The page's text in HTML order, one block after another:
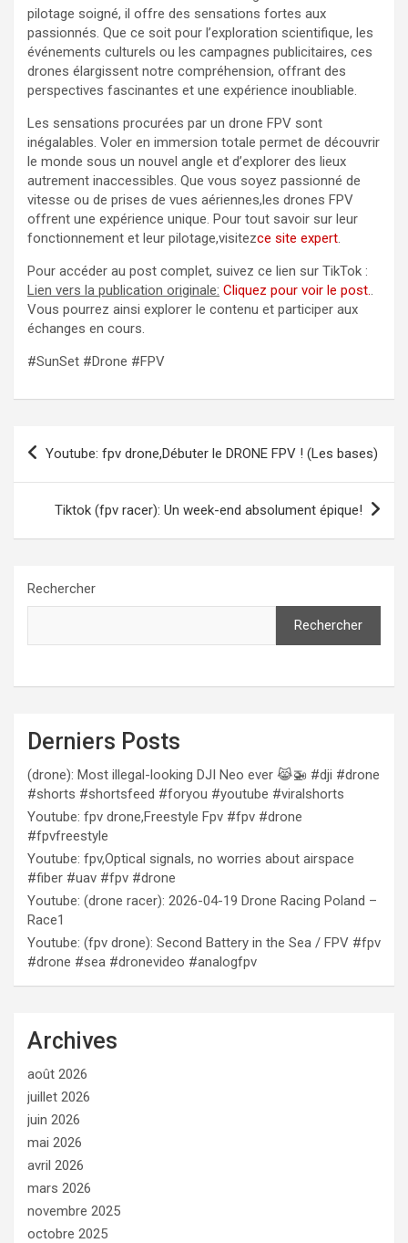
pilotage soigné, il offre des sensations fortes aux
passionnés. Que ce soit pour l’exploration scientifique, les
événements culturels ou les campagnes publicitaires, ces
drones élargissent notre compréhension, offrant des
perspectives fascinantes et une expérience inoubliable.
Les sensations procurées par un drone FPV sont
inégalables. Voler en immersion totale permet de découvrir
le monde sous un nouvel angle et d’explorer des lieux
autrement inaccessibles. Que vous soyez passionné de
vitesse ou de prises de vues aériennes,les drones FPV
offrent une expérience unique. Pour tout savoir sur leur
fonctionnement et leur pilotage,visitezce site expert.
Pour accéder au post complet, suivez ce lien sur TikTok :
Lien vers la publication originale: Cliquez pour voir le post..
Vous pourrez ainsi explorer le contenu et participer aux
échanges en cours.
#SunSet #Drone #FPV
Navigation
Youtube: fpv drone,Débuter le DRONE FPV ! (Les bases)
Tiktok (fpv racer): Un week-end absolument épique!
Rechercher
Rechercher
Derniers Posts
(drone): Most illegal-looking DJI Neo ever 😹🚁 #dji #drone
#shorts #shortsfeed #foryou #youtube #viralshorts
Youtube: fpv drone,Freestyle Fpv #fpv #drone
#fpvfreestyle
Youtube: fpv,Optical signals, no worries about airspace
#fiber #uav #fpv #drone
Youtube: (drone racer): 2026-04-19 Drone Racing Poland –
Race1
Youtube: (fpv drone): Second Battery in the Sea / FPV #fpv
#drone #sea #dronevideo #analogfpv
Archives
août 2026
juillet 2026
juin 2026
mai 2026
avril 2026
mars 2026
novembre 2025
octobre 2025